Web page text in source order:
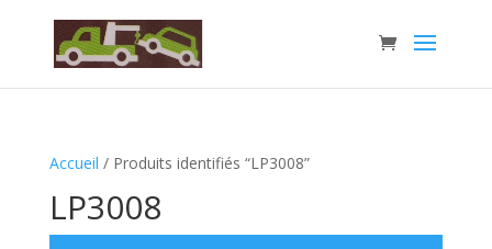
Accueil / Produits identifiés “LP3008”
LP3008